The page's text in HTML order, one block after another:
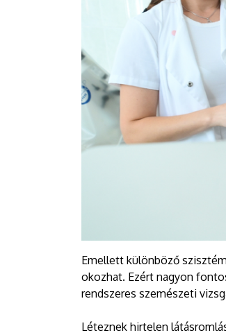
Emellett különböző
okozhat. Ezért nagyon
rendszeres szemészeti
Léteznek hirtelen